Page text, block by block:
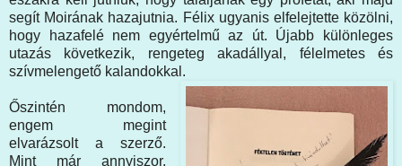
segít Moirának hazajutnia. Félix ugyanis elfelejtette közölni,
hogy hazafelé nem egyértelmű az út. Újabb különleges
utazás következik, rengeteg akadállyal, félelmetes és
szívmelengető kalandokkal.
Őszintén mondom,
engem megint
elvarázsolt a szerző.
Mint már annyiszor,